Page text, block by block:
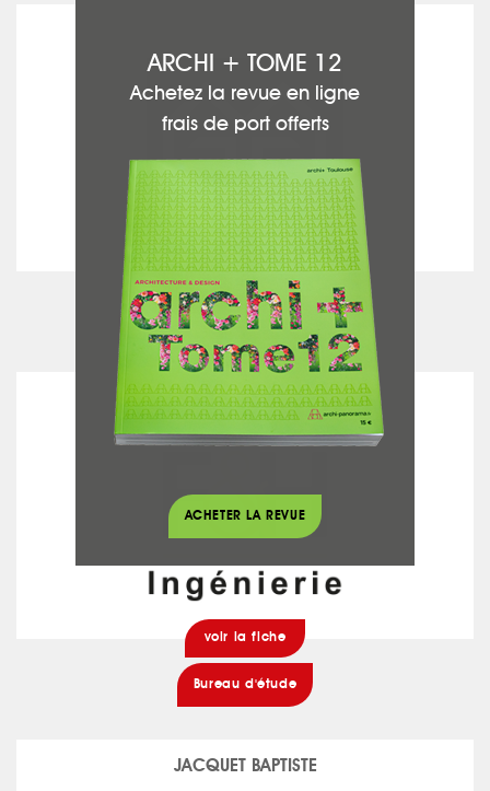
voir la fiche
Entreprise Générale de Bâtiment
F&H INGENIERIE
voir la fiche
Bureau d'étude
JACQUET BAPTISTE
ARCHI + TOME 12
Achetez la revue en ligne
frais de port offerts
ACHETER LA REVUE